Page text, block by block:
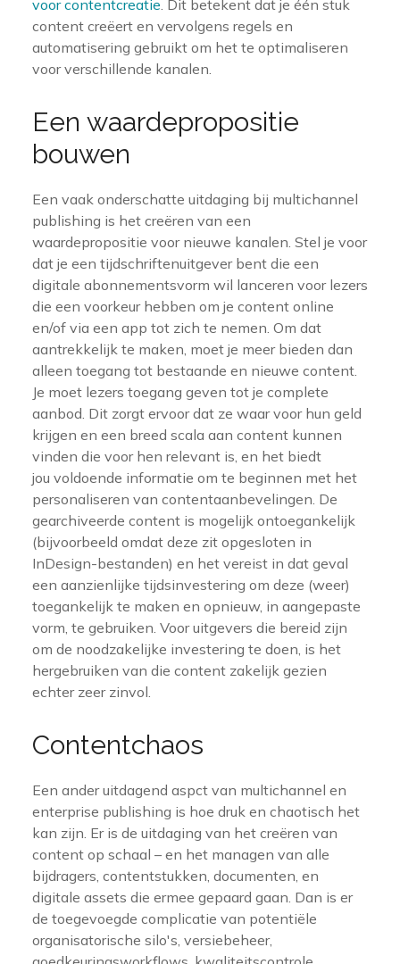
voor contentcreatie . Dit betekent dat je één stuk
content creëert en vervolgens regels en
automatisering gebruikt om het te optimaliseren
voor verschillende kanalen.
Een waardepropositie
bouwen
Een vaak onderschatte uitdaging bij multichannel
publishing is het creëren van een
waardepropositie voor nieuwe kanalen. Stel je voor
dat je een tijdschriftenuitgever bent die een
digitale abonnementsvorm wil lanceren voor lezers
die een voorkeur hebben om je content online
en/of via een app tot zich te nemen. Om dat
aantrekkelijk te maken, moet je meer bieden dan
alleen toegang tot bestaande en nieuwe content.
Je moet lezers toegang geven tot je complete
aanbod. Dit zorgt ervoor dat ze waar voor hun geld
krijgen en een breed scala aan content kunnen
vinden die voor hen relevant is, en het biedt
jou voldoende informatie om te beginnen met het
personaliseren van contentaanbevelingen. De
gearchiveerde content is mogelijk ontoegankelijk
(bijvoorbeeld omdat deze zit opgesloten in
InDesign-bestanden) en het vereist in dat geval
een aanzienlijke tijdsinvestering om deze (weer)
toegankelijk te maken en opnieuw, in aangepaste
vorm, te gebruiken. Voor uitgevers die bereid zijn
om de noodzakelijke investering te doen, is het
hergebruiken van die content zakelijk gezien
echter zeer zinvol.
Contentchaos
Een ander uitdagend aspct van multichannel en
enterprise publishing is hoe druk en chaotisch het
kan zijn. Er is de uitdaging van het creëren van
content op schaal – en het managen van alle
bijdragers, contentstukken, documenten, en
digitale assets die ermee gepaard gaan. Dan is er
de toegevoegde complicatie van potentiële
organisatorische silo's, versiebeheer,